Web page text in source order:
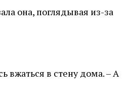
она, поглядывая из-за
вжаться в стену дома. – А